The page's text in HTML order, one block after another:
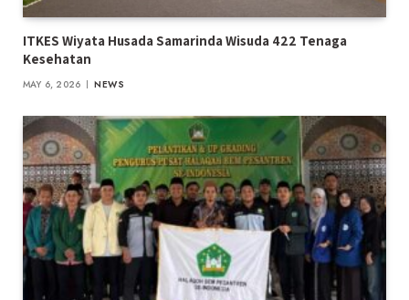
ITKES Wiyata Husada Samarinda Wisuda 422 Tenaga
Kesehatan
MAY 6, 2026 NEWS